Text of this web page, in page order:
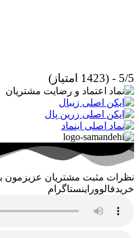
5/5 - (1423 امتیاز)
نظرات مثبت مشتریان عزیزمون
خریدفالووراینستاگرام